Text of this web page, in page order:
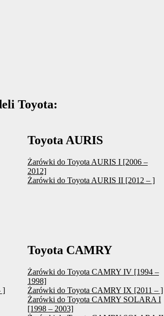
Toyota:
Toyota AURIS
Żarówki do Toyota AURIS I [2006 –
2012]
Żarówki do Toyota AURIS II [2012 – ]
]
Toyota CAMRY
Żarówki do Toyota CAMRY IV [1994 –
1998]
Żarówki do Toyota CAMRY IX [2011 – ]
Żarówki do Toyota CAMRY SOLARA I
[1998 – 2003]